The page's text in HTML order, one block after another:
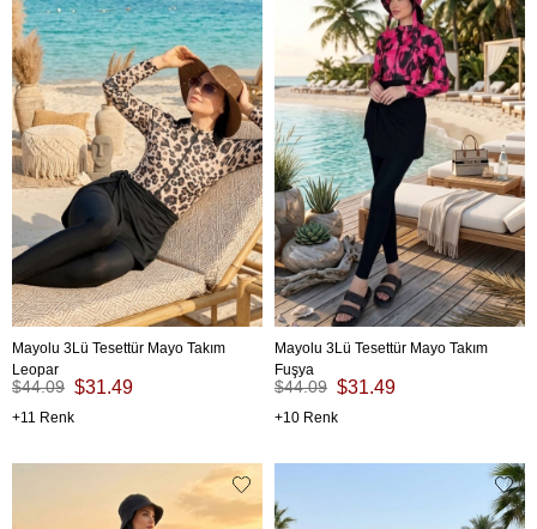
Mayolu 3Lü Tesettür Mayo Takım
Leopar
$31.49
$44.09
11
Mayolu 3Lü Tesettür Mayo Takım
Fuşya
$31.49
$44.09
10